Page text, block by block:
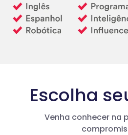
Escolha
Venha conhecer na